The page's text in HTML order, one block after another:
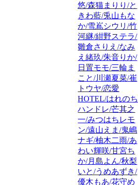
悠/森猫まりり/と
きわ藍/兎山もな
か/雪嶌シウリ/竹
河継/紺野ステラ/
雛倉さりえ/なみ
え緒玖/朱音りか/
日置モモ/三輪ま
こと/川瀬夏菜/崔
トウヤ/恋愛
HOTEL/はれのち
ハンドレ/芒其之
一/みつはちレモ
ン/遠山えま/鬼嶋
ナギ/柚木二雨/あ
わい輝咲/甘宮ち
か/月島よん/秋梨
いと/うめあずき/
優木もあ/花守め